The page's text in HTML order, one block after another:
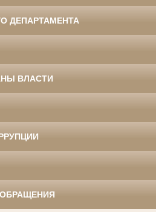
ДЕПАРТАМЕНТА
ВЛАСТИ